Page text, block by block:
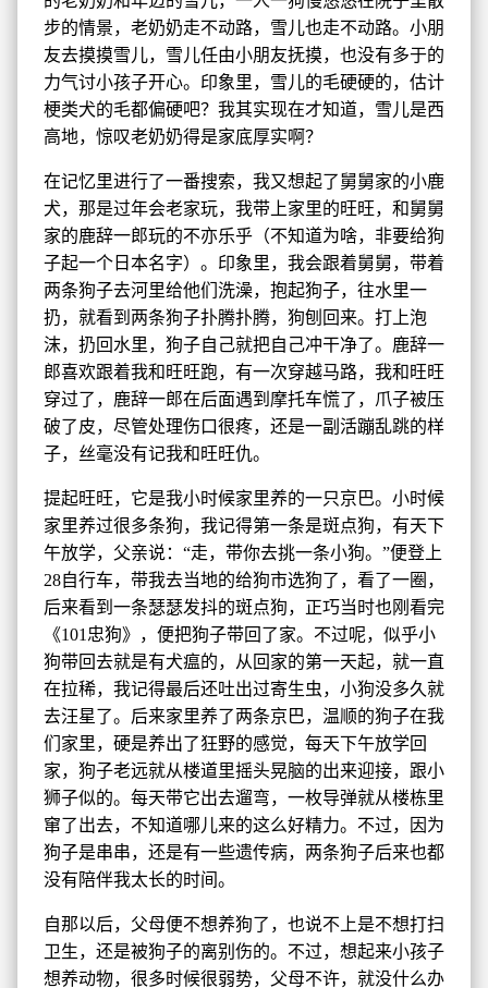
步的情景，老奶奶走不动路，雪儿也走不动路。小朋
友去摸摸雪儿，雪儿任由小朋友抚摸，也没有多于的
力气讨小孩子开心。印象里，雪儿的毛硬硬的，估计
梗类犬的毛都偏硬吧？我其实现在才知道，雪儿是西
高地，惊叹老奶奶得是家底厚实啊？
在记忆里进行了一番搜索，我又想起了舅舅家的小鹿
犬，那是过年会老家玩，我带上家里的旺旺，和舅舅
家的鹿辞一郎玩的不亦乐乎（不知道为啥，非要给狗
子起一个日本名字）。印象里，我会跟着舅舅，带着
两条狗子去河里给他们洗澡，抱起狗子，往水里一
扔，就看到两条狗子扑腾扑腾，狗刨回来。打上泡
沫，扔回水里，狗子自己就把自己冲干净了。鹿辞一
郎喜欢跟着我和旺旺跑，有一次穿越马路，我和旺旺
穿过了，鹿辞一郎在后面遇到摩托车慌了，爪子被压
破了皮，尽管处理伤口很疼，还是一副活蹦乱跳的样
子，丝毫没有记我和旺旺仇。
提起旺旺，它是我小时候家里养的一只京巴。小时候
家里养过很多条狗，我记得第一条是斑点狗，有天下
午放学，父亲说：“走，带你去挑一条小狗。”便登上
28自行车，带我去当地的给狗市选狗了，看了一圈，
后来看到一条瑟瑟发抖的斑点狗，正巧当时也刚看完
《101忠狗》，便把狗子带回了家。不过呢，似乎小
狗带回去就是有犬瘟的，从回家的第一天起，就一直
在拉稀，我记得最后还吐出过寄生虫，小狗没多久就
去汪星了。后来家里养了两条京巴，温顺的狗子在我
们家里，硬是养出了狂野的感觉，每天下午放学回
家，狗子老远就从楼道里摇头晃脑的出来迎接，跟小
狮子似的。每天带它出去遛弯，一枚导弹就从楼栋里
窜了出去，不知道哪儿来的这么好精力。不过，因为
狗子是串串，还是有一些遗传病，两条狗子后来也都
没有陪伴我太长的时间。
自那以后，父母便不想养狗了，也说不上是不想打扫
卫生，还是被狗子的离别伤的。不过，想起来小孩子
想养动物，很多时候很弱势，父母不许，就没什么办